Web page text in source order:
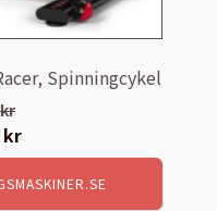
Spinningcykel
kr
kr
nuvarande
priset